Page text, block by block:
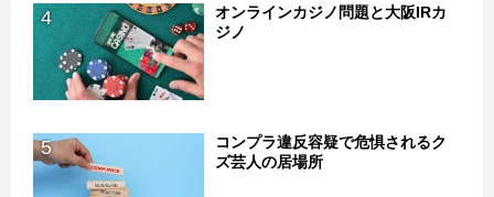
4
オンラインカジノ問題と大阪IRカ
ジノ
5
コンプラ違反容疑で危惧されるク
ズ芸人の居場所